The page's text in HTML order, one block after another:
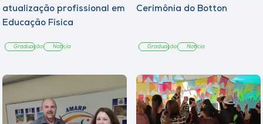
atualização profissional em
Educação Física
Graduação Notícia
Cerimônia do Botton
Graduação Notícia